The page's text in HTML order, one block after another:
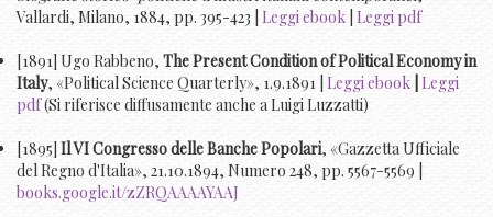
Vallardi, Milano, 1884, pp. 395-423 | Leggi ebook Leggi pdf
[1891] Ugo Rabbeno, The Present Condition of Political Economy in
Italy, «Political Science Quarterly», 1.9.1891 | Leggi ebook Leggi
pdf(Si riferisce diffusamente anche a Luigi Luzzatti)
[1895] Il VI Congresso delle Banche Popolari, «Gazzetta Ufficiale
del Regno d'Italia», 21.10.1894, Numero 248, pp. 5567-5569 |
books.google.it/zZRQAAAAYAAJ